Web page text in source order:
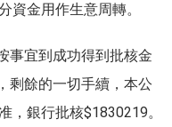
資金用作生意周轉。
事宜到成功得到批核金
剩餘的一切手續，本公
，銀行批核$1830219。